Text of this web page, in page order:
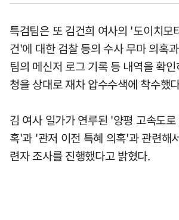
특검팀은 또 김건희 여사의 '도이치모
건'에 대한 검찰 등의 수사 무마 의혹
팀의 메신저 로그 기록 등 내역을 확
청을 상대로 재차 압수수색에 착수했
김 여사 일가가 연루된 '양평 고속도
혹'과 '관저 이전 특혜 의혹'과 관련해
련자 조사를 진행했다고 밝혔다.